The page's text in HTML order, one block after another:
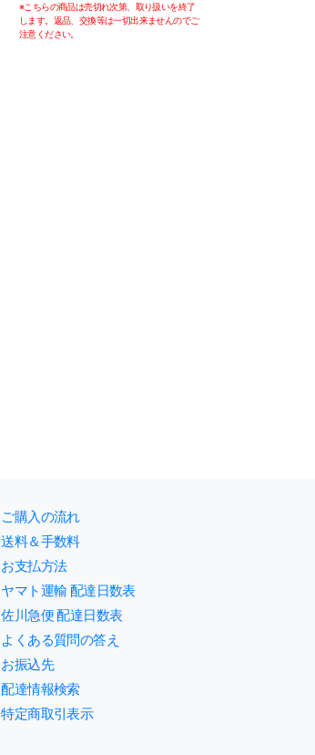
※こちらの商品は売切れ次第、取り扱いを終了
します。返品、交換等は一切出来ませんのでご
注意ください。
ご購入の流れ
送料＆手数料
お支払方法
ヤマト運輸 配達日数表
佐川急便 配達日数表
よくある質問の答え
お振込先
配達情報検索
特定商取引表示